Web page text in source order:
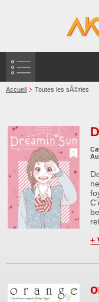
Accueil Toutes les sÃ©ries
+